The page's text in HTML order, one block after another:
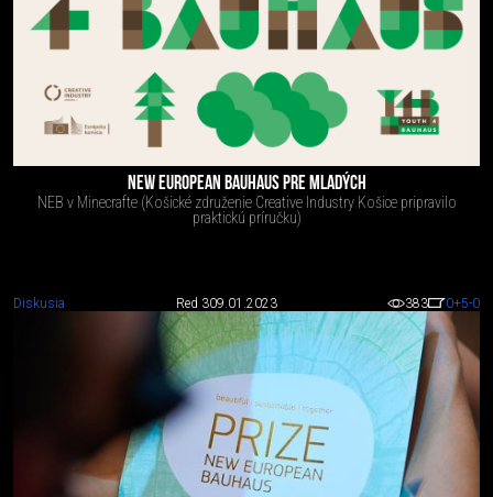
NEW EUROPEAN BAUHAUS PRE MLADÝCH
NEB v Minecrafte (Košické združenie Creative Industry Košice pripravilo
praktickú príručku)
Diskusia Red 309.01.2023 383 0+5-0